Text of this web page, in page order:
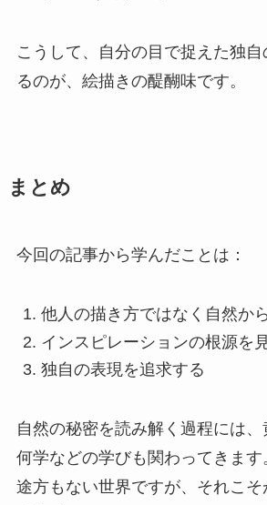
こうして、自分の目で捉えた独
るのが、絵描きの醍醐味です。
まとめ
今回の記事から学んだことは：
他人の描き方ではなく自然か
インスピレーションの根源を
独自の表現を追求する
自然の秘密を読み解く過程には
何学などの学びも関わってきます
途方もない世界ですが、それこそ